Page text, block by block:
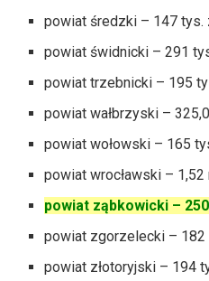
powiat średzki – 147 tys.
powiat świdnicki – 291
powiat trzebnicki – 195
powiat wałbrzyski –
powiat wołowski – 165
powiat wrocławski – 1,52
powiat ząbkowicki –
powiat zgorzelecki – 182
powiat złotoryjski – 194